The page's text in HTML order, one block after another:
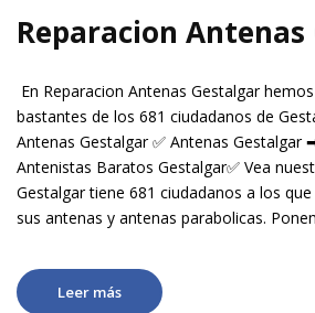
Reparacion
En Reparacion Antenas Gestalgar
bastantes de los 681 ciudadanos de
Antenas Gestalgar ✅ Antenas
Antenistas Baratos Gestalgar✅ Vea
Gestalgar tiene 681 ciudadanos a los
sus antenas y antenas parabolicas.
Leer más